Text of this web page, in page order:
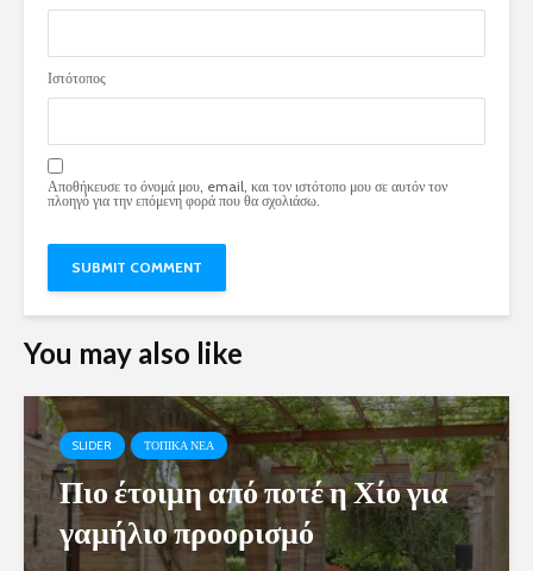
Ιστότοπος
Αποθήκευσε το όνομά μου, email, και τον ιστότοπο μου σε αυτόν τον
πλοηγό για την επόμενη φορά που θα σχολιάσω.
You may also like
SLIDER ΤΟΠΙΚΑ ΝΕΑ
Πιο έτοιμη από ποτέ η Χίο για
γαμήλιο προορισμό